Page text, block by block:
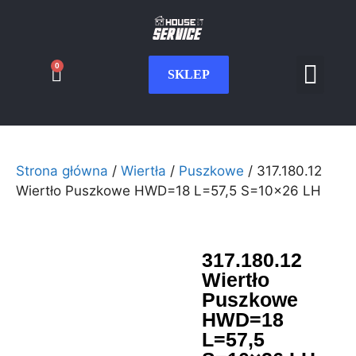
SKLEP
0
Strona główna / Wiertła / Puszkowe / 317.180.12
Wiertło Puszkowe HWD=18 L=57,5 S=10×26 LH
317.180.12
Wiertło
Puszkowe
HWD=18
L=57,5